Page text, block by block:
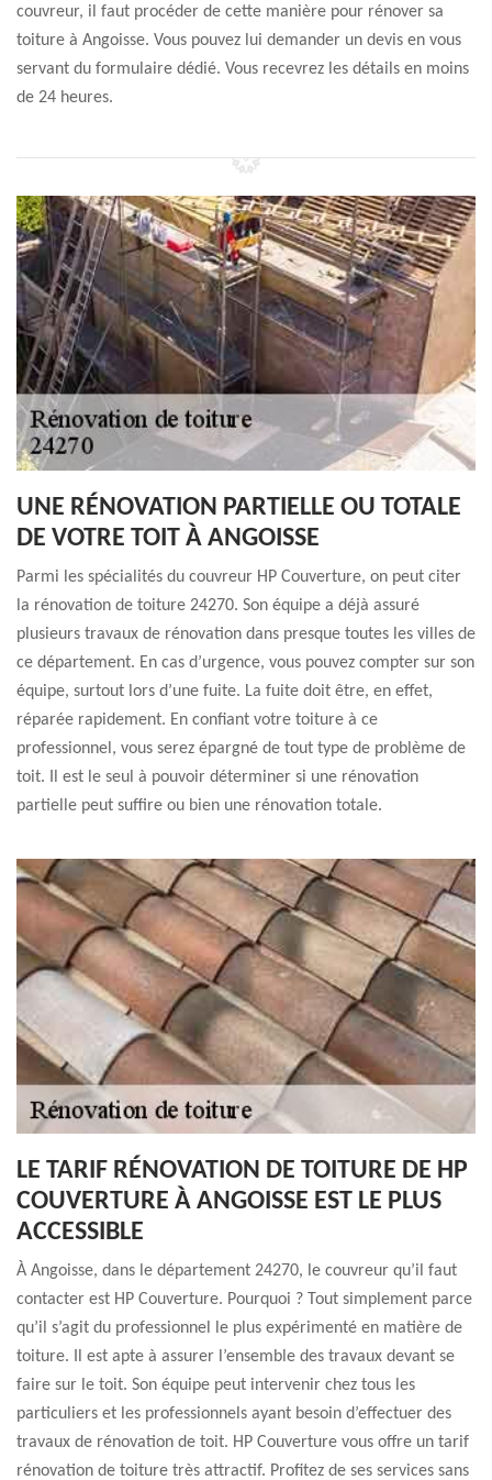
couvreur, il faut procéder de cette manière pour rénover sa
toiture à Angoisse. Vous pouvez lui demander un devis en vous
servant du formulaire dédié. Vous recevrez les détails en moins
de 24 heures.
UNE RÉNOVATION PARTIELLE OU TOTALE
DE VOTRE TOIT À ANGOISSE
Parmi les spécialités du couvreur HP Couverture, on peut citer
la rénovation de toiture 24270. Son équipe a déjà assuré
plusieurs travaux de rénovation dans presque toutes les villes de
ce département. En cas d’urgence, vous pouvez compter sur son
équipe, surtout lors d’une fuite. La fuite doit être, en effet,
réparée rapidement. En confiant votre toiture à ce
professionnel, vous serez épargné de tout type de problème de
toit. Il est le seul à pouvoir déterminer si une rénovation
partielle peut suffire ou bien une rénovation totale.
LE TARIF RÉNOVATION DE TOITURE DE HP
COUVERTURE À ANGOISSE EST LE PLUS
ACCESSIBLE
À Angoisse, dans le département 24270, le couvreur qu’il faut
contacter est HP Couverture. Pourquoi ? Tout simplement parce
qu’il s’agit du professionnel le plus expérimenté en matière de
toiture. Il est apte à assurer l’ensemble des travaux devant se
faire sur le toit. Son équipe peut intervenir chez tous les
particuliers et les professionnels ayant besoin d’effectuer des
travaux de rénovation de toit. HP Couverture vous offre un tarif
rénovation de toiture très attractif. Profitez de ses services sans